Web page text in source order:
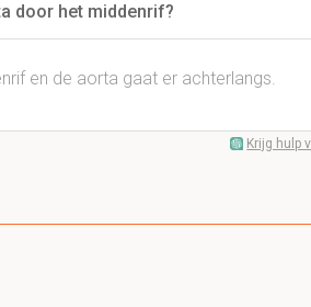
door het middenrif?
en de aorta gaat er achterlangs.
Krijg hulp